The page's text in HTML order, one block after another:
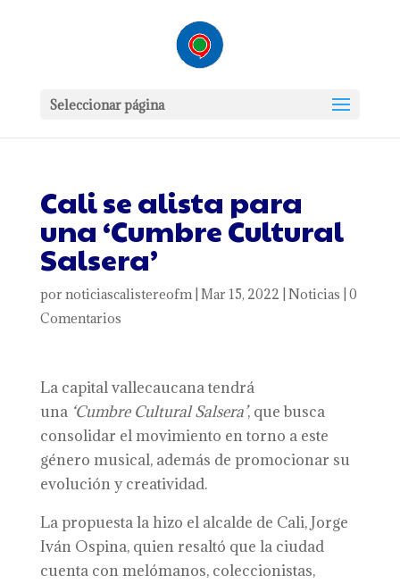
Seleccionar página
Cali se alista para
una ‘Cumbre Cultural
Salsera’
por noticiascalistereofm| Mar 15, 2022 Noticias 0
Comentarios
La capital vallecaucana tendrá
una‘Cumbre Cultural Salsera’, que busca
consolidar el movimiento en torno a este
género musical, además de promocionar su
evolución y creatividad.
La propuesta la hizo el alcalde de Cali, Jorge
Iván Ospina, quien resaltó que la ciudad
cuenta con melómanos, coleccionistas,